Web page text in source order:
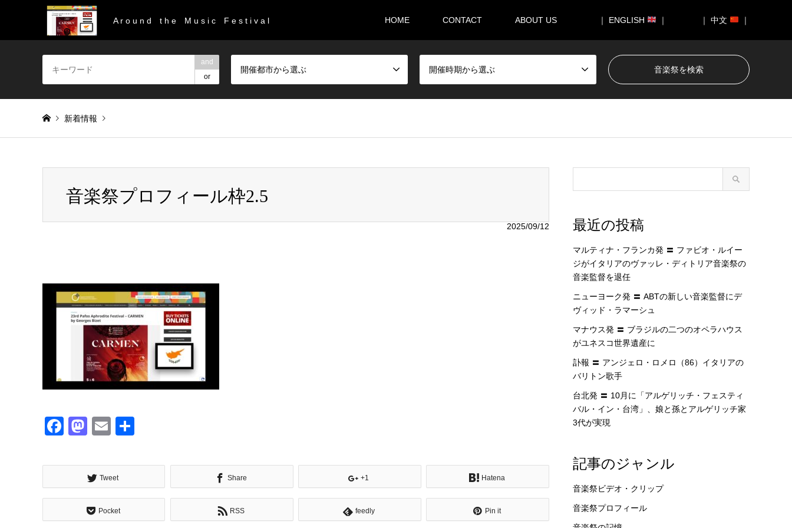
A r o u n d t h e M u s i c F e s t i v a l HOME CONTACT ABOUT US ｜ ENGLISH ｜ ｜ 中文 ｜
and
or
開催都市から選ぶ 開催時期から選ぶ
新着情報
音楽祭プロフィール枠2.5
音楽祭プロフィール枠2.5
2025/09/12
Facebook
Mastodon
Email
Tweet Share +1 Hatena
Pocket RSS feedly Pin it
最近の投稿
マルティナ・フランカ発 〓 ファビオ・ルイー
ジがイタリアのヴァッレ・ディトリア音楽祭の
音楽監督を退任
ニューヨーク発 〓 ABTの新しい音楽監督にデ
ヴィッド・ラマーシュ
マナウス発 〓 ブラジルの二つのオペラハウス
がユネスコ世界遺産に
訃報 〓 アンジェロ・ロメロ（86）イタリアの
バリトン歌手
台北発 〓 10月に「アルゲリッチ・フェスティ
バル・イン・台湾」、娘と孫とアルゲリッチ家
3代が実現
記事のジャンル
音楽祭ビデオ・クリップ
音楽祭プロフィール